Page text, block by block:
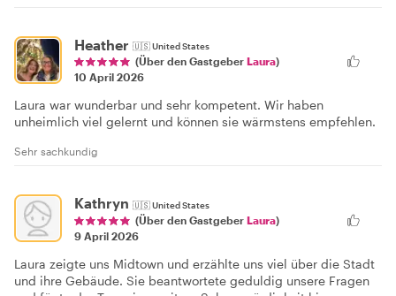
Heather 🇺🇸United States
(Über den Gastgeber Laura)
10 April 2026
Laura war wunderbar und sehr kompetent. Wir haben
unheimlich viel gelernt und können sie wärmstens empfehlen.
Sehr sachkundig
Kathryn 🇺🇸United States
(Über den Gastgeber Laura)
9 April 2026
Laura zeigte uns Midtown und erzählte uns viel über die Stadt
und ihre Gebäude. Sie beantwortete geduldig unsere Fragen